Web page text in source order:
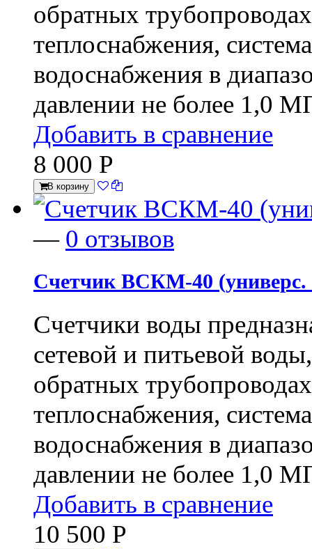
обратных
теплоснабжения,
водоснабжения в
давлении не более 1,0
Добавить в сравнение
8 000 Р
В корзину
— 0 отзывов
Счетчик ВСКМ-40 (универс.
Счетчики воды
сетевой и питьевой
обратных
теплоснабжения,
водоснабжения в
давлении не более 1,0
Добавить в сравнение
10 500 Р